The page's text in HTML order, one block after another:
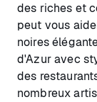
des riches et
peut vous
noires
d'Azur avec
des
nombreux